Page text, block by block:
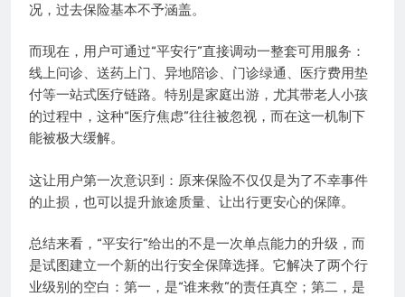
况，过去保险基本不予涵盖。
而现在，用户可通过“平安行”直接调动一整套可用服务：
线上问诊、送药上门、异地陪诊、门诊绿通、医疗费用垫
付等一站式医疗链路。特别是家庭出游，尤其带老人小孩
的过程中，这种“医疗焦虑”往往被忽视，而在这一机制下
能被极大缓解。
这让用户第一次意识到：原来保险不仅仅是为了不幸事件
的止损，也可以提升旅途质量、让出行更安心的保障。
总结来看，“平安行”给出的不是一次单点能力的升级，而
是试图建立一个新的出行安全保障选择。它解决了两个行
业级别的空白：第一，是“谁来救”的责任真空；第二，是